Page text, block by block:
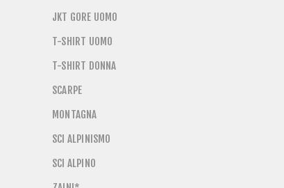
JKT GORE UOMO
T-SHIRT UOMO
T-SHIRT DONNA
SCARPE
MONTAGNA
SCI ALPINISMO
SCI ALPINO